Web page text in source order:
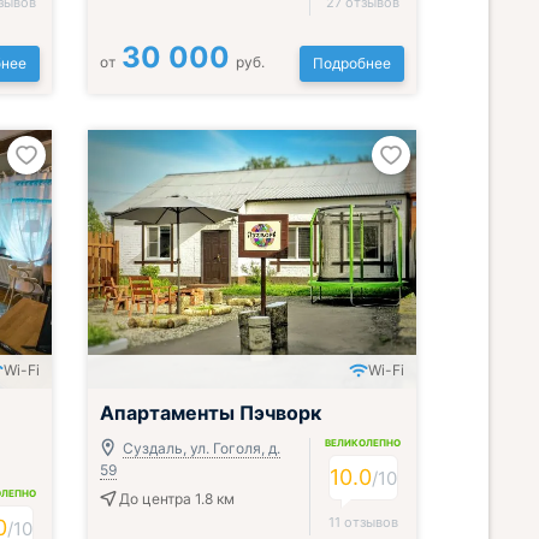
от 30 000 руб. Подробнее
Wi-Fi
/10
Wi-Fi
Апартаменты Пэчворк
Суздаль, ул. Гоголя, д.
59
До центра 1.8 км
ВЕЛИКОЛЕПНО
10.0/10
11 отзывов